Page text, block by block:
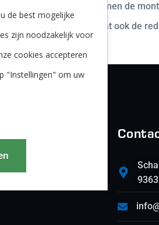
Jaarlijks komen de
waterkwaliteit is dat ook de
de best mogelijke
zijn noodzakelijk voor
cookies accepteren
"Instellingen" om uw